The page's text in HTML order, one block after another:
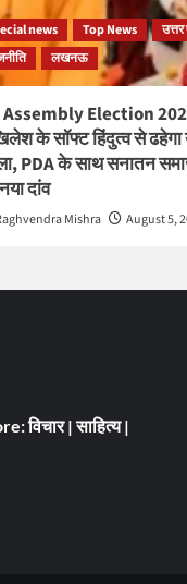
news Top News
लखनऊ
Assembly Election
के सॉफ्ट हिंदुत्व से ढहेगा
PDA के साथ सनातन
दांव
Mishra August 5,
विचार|साहित्य|